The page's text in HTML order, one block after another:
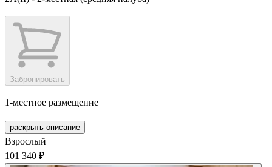
Забронировать
1-местное размещение
раскрыть описание
Взрослый
101 340 ₽